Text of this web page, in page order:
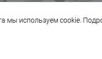
мы используем cookie.